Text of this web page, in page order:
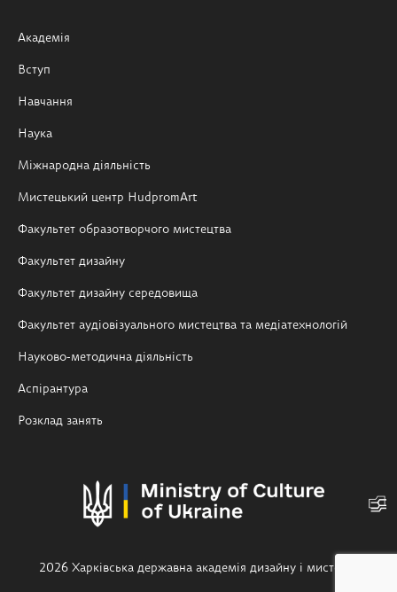
Академія
Вступ
Навчання
Наука
Міжнародна діяльність
Мистецький центр HudpromArt
Факультет образотворчого мистецтва
Факультет дизайну
Факультет дизайну середовища
Факультет аудіовізуального мистецтва та медіатехнологій
Науково-методична діяльність
Аспірантура
Розклад занять
2026 Харківська державна академія дизайну і мистецтв